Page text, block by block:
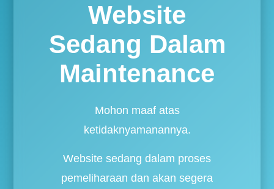
Website
Sedang Dalam
Maintenance
Mohon maaf atas
ketidaknyamanannya.
Website sedang dalam proses
pemeliharaan dan akan segera